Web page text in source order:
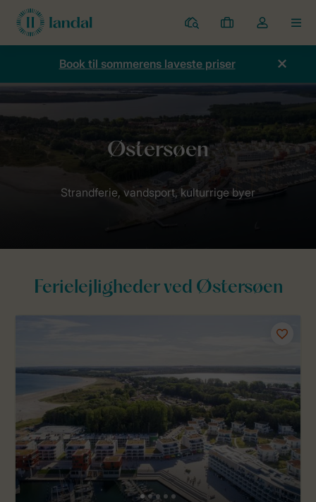
Parker
Mine
bookinger
Toggle
the
Book til sommerens laveste priser
Østersøen